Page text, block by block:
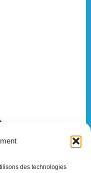
des technologies